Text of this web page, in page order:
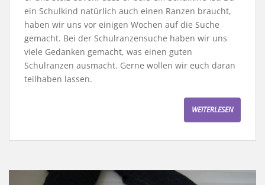
ein Schulkind natürlich auch einen Ranzen braucht,
haben wir uns vor einigen Wochen auf die Suche
gemacht. Bei der Schulranzensuche haben wir uns
viele Gedanken gemacht, was einen guten
Schulranzen ausmacht. Gerne wollen wir euch daran
teilhaben lassen.
WEITERLESEN